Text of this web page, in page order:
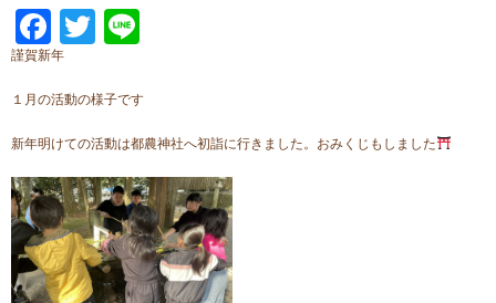
Facebook
Twitter
謹賀新年
１月の活動の様子です
新年明けての活動は都農神社へ初詣に行きました。おみくじもしました